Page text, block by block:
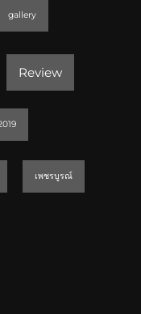
gallery
Review
เพชรบูรณ์